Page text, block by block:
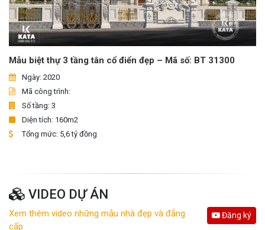
Mẫu biệt thự 3 tầng tân cổ điển đẹp – Mã số: BT 31300
Ngày: 2020
Mã công trình:
Số tầng: 3
Diện tích: 160m2
Tổng mức: 5,6 tỷ đồng
VIDEO DỰ ÁN
Xem thêm video những mẫu nhà đẹp và đẳng
cấp
Đăng ký